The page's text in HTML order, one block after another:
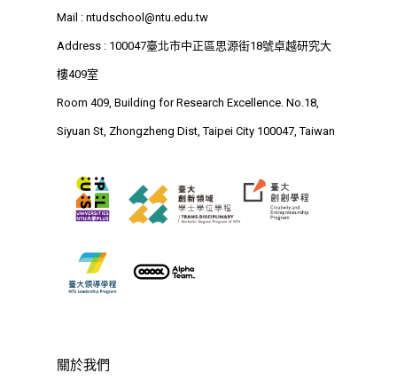
Mail : ntudschool@ntu.edu.tw
Address : 100047臺北市中正區思源街18號卓越研究大
樓409室
Room 409, Building for Research Excellence. No.18,
Siyuan St, Zhongzheng Dist, Taipei City 100047, Taiwan
關於我們